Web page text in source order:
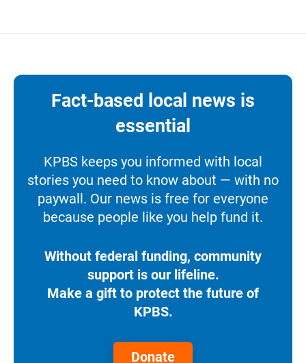
Fact-based local news is
essential
KPBS keeps you informed with local
stories you need to know about — with no
paywall. Our news is free for everyone
because people like you help fund it.
Without federal funding, community
support is our lifeline.
Make a gift to protect the future of
KPBS.
Donate